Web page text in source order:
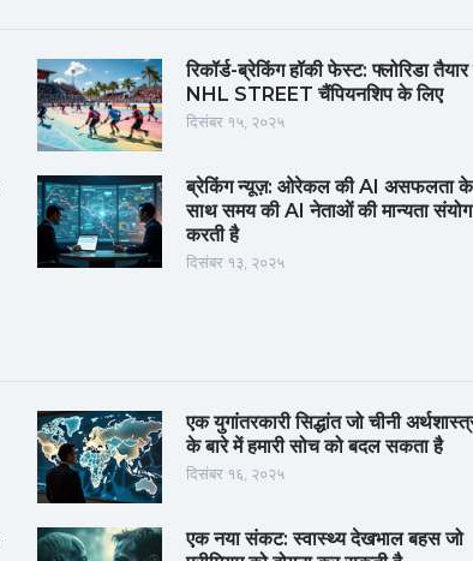
रिकॉर्ड-ब्रेकिंग हॉकी फेस्ट: फ्लोरिडा
NHL STREET चैंपियनशिप के लिए
दिसंबर १५, २०२५
ब्रेकिंग न्यूज़: ओरेकल की AI असफलता के
साथ समय की AI नेताओं की मान्यता संयोग
करती है
दिसंबर १३, २०२५
एक युगांतरकारी सिद्धांत जो चीनी
के बारे में हमारी सोच को बदल सकता है
दिसंबर १६, २०२५
एक नया संकट: स्वास्थ्य देखभाल बहस जो